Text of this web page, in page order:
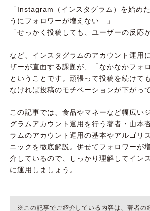
「Instagram（インスタグラム）を始め
うにフォロワーが増えない…」
「せっかく投稿しても、ユーザーの反応
など、インスタグラムのアカウント運用
ザーが直面する課題が、「なかなかフォ
ということです。頑張って投稿を続けて
なければ投稿のモチベーションが下がっ
この記事では、食品やマネーなど幅広い
グラムアカウント運用を行う著者・山本
ラムのアカウント運用の基本やアルゴリ
ニックを徹底解説。併せてフォロワーが
介しているので、しっかり理解してイン
に運用しましょう。
※この記事でご紹介している内容は、著者の